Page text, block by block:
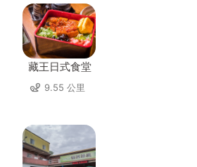
藏王日式食堂
9.55 公里